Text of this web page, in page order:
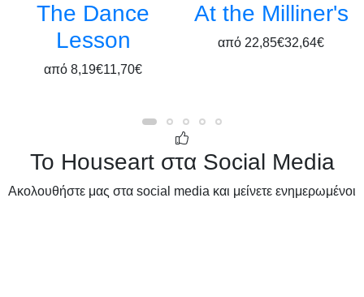
The Dance
Lesson
από 8,19€11,70€
At the Milliner's
από 22,85€32,64€
Το Houseart στα Social Media
Ακολουθήστε μας στα social media και μείνετε ενημερωμένοι